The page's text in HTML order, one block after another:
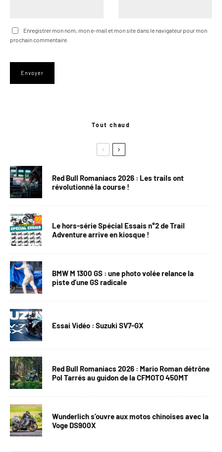
Enregistrer mon nom, mon e-mail et mon site dans le navigateur pour mon
prochain commentaire.
Tout chaud
Red Bull Romaniacs 2026 : Les trails ont
révolutionné la course !
Le hors-série Spécial Essais n°2 de Trail
Adventure arrive en kiosque !
BMW M 1300 GS : une photo volée relance la
piste d’une GS radicale
Essai Vidéo : Suzuki SV7-GX
Red Bull Romaniacs 2026 : Mario Roman détrône
Pol Tarrés au guidon de la CFMOTO 450MT
Wunderlich s’ouvre aux motos chinoises avec la
Voge DS900X